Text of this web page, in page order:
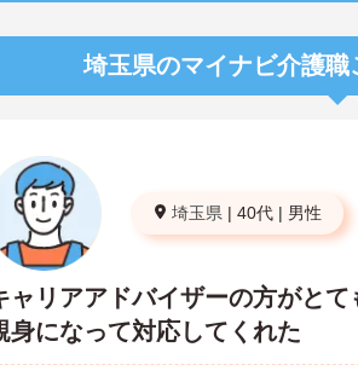
埼玉県のマイナビ介護職
埼玉県 | 40代 | 男性
ャリアアドバイザーの方がとて
身になって対応してくれた